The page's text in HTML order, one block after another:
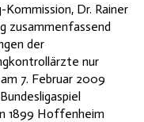
Dr. Rainer
zusammenfassend
der
nur
7. Februar 2009
1899 Hoffenheim